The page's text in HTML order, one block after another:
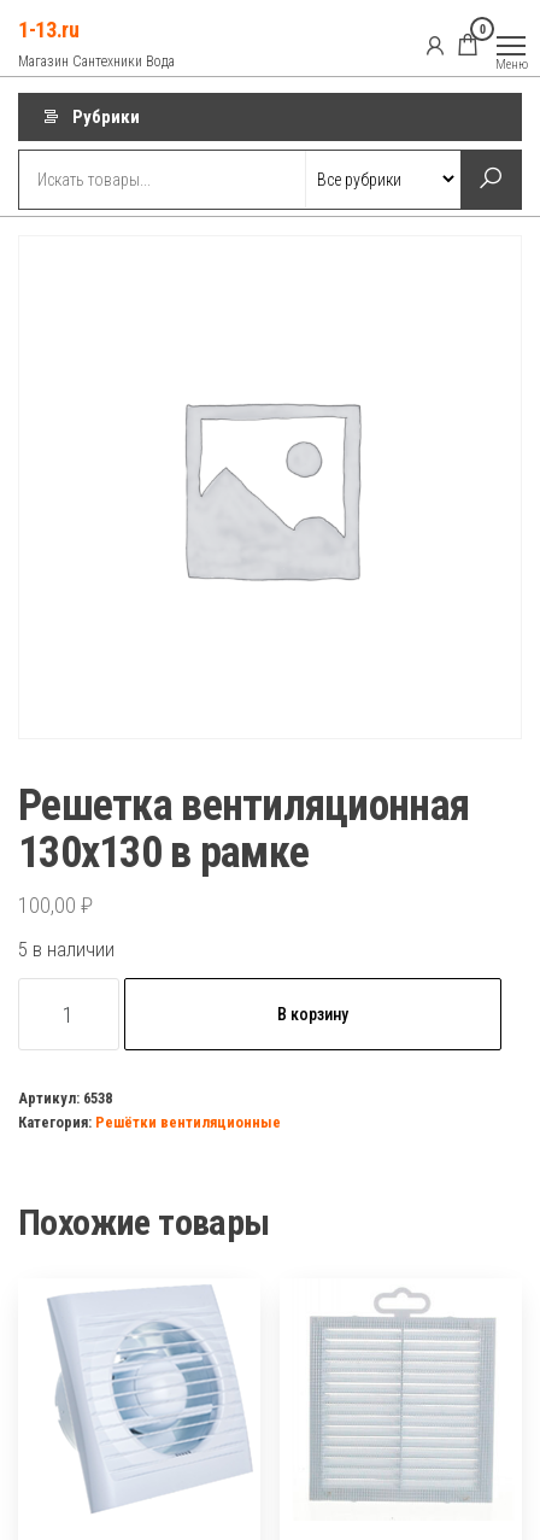
содержимому
1-13.ru
Магазин Сантехники Вода
0
Меню
Рубрики
Решетка вентиляционная
130х130 в рамке
100,00 ₽
5 в наличии
товара
вентиляционная
130х130
В корзину
Артикул: 6538
Категория: Решётки вентиляционные
Похожие товары